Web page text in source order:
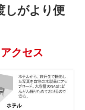
しがより便
クセス